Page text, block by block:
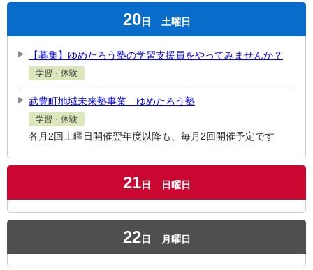
20日 土曜日
【募集】ゆめたろう塾の学習支援員をやってみませんか？
学習・体験
武豊町地域未来塾事業 ゆめたろう塾
学習・体験
各月2回土曜日開催翌年度以降も、毎月2回開催予定です
21日 日曜日
22日 月曜日